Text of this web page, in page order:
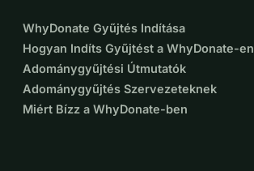
WhyDonate Gyűjtés Indítása
Hogyan Indíts Gyűjtést a WhyDonate-en
Adománygyűjtési Útmutatók
Adománygyűjtés Szervezeteknek
Miért Bízz a WhyDonate-ben